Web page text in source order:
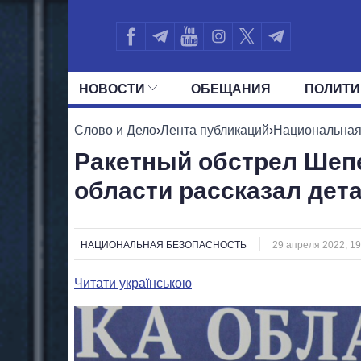
НОВОСТИ ОБЕЩАНИЯ
ВСЕ ПОЛИТИКИ ПРЕЗИДЕНТ И
Слово и Дело›Лента публикаций›
Ракетный обстрел
области рассказал
НАЦИОНАЛЬНАЯ БЕЗОПАСНОСТЬ 29 апреля 2022,
Читати українською